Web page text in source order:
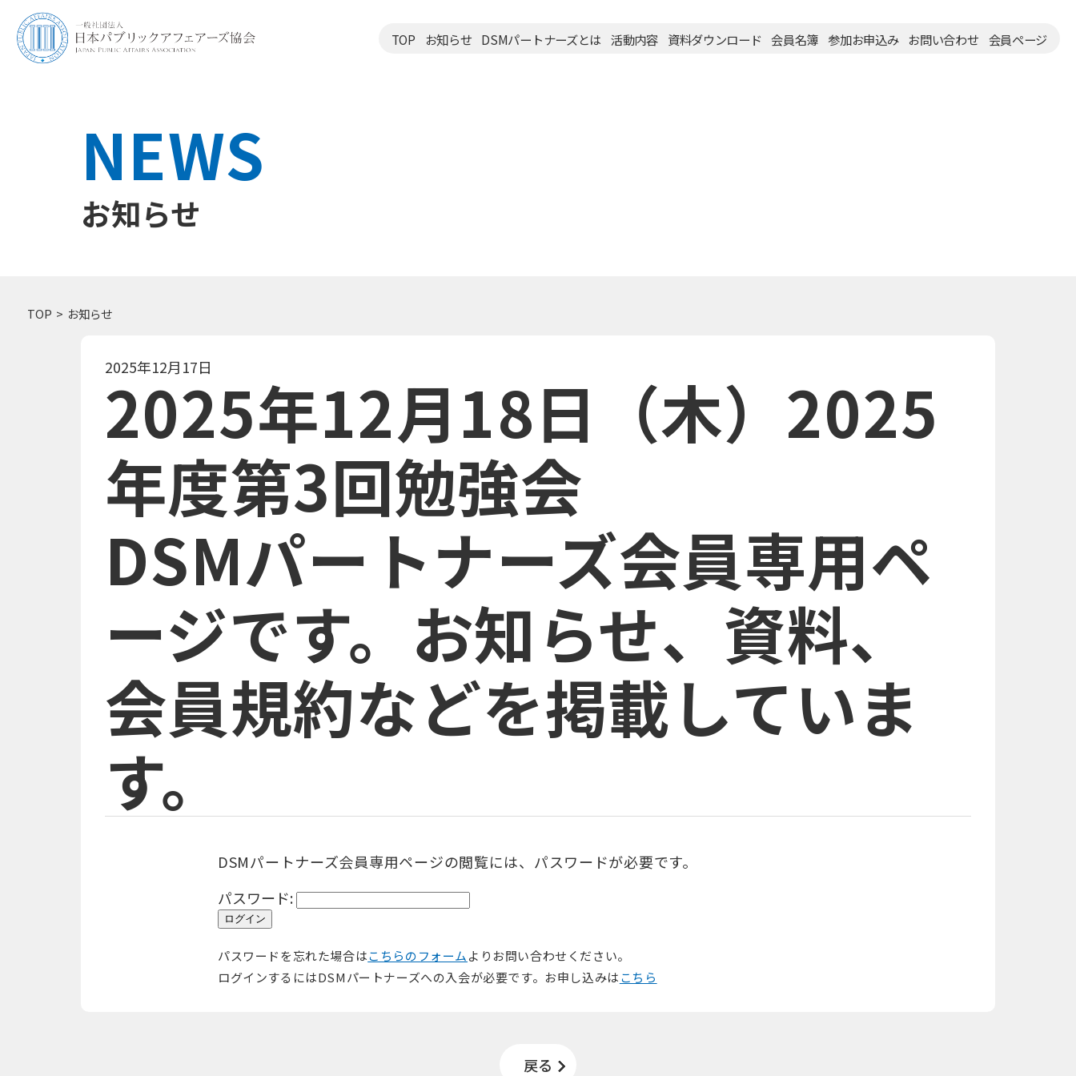
TOP お知らせ DSMパートナーズとは 活動内容 資料ダウンロード 会員名簿 参加お申込み お問い合わせ 会員ページ
NEWS
お知らせ
TOP お知らせ
2025年12月17日
2025年12月18日（木）2025
年度第3回勉強会
DSMパートナーズ会員専用ペ
ージです。 お知らせ、資料、
会員規約などを掲載していま
す。
DSMパートナーズ会員専用ページの閲覧には、パスワードが必要です。
パスワード:
パスワードを忘れた場合はこちらのフォームよりお問い合わせください。
ログインするにはDSMパートナーズへの入会が必要です。お申し込みはこちら
戻る